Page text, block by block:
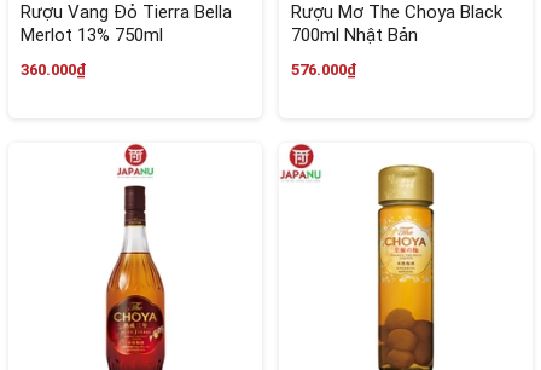
Rượu Vang Đỏ Tierra Bella
Merlot 13% 750ml
360.000₫
Rượu Mơ The Choya Black
700ml Nhật Bản
576.000₫